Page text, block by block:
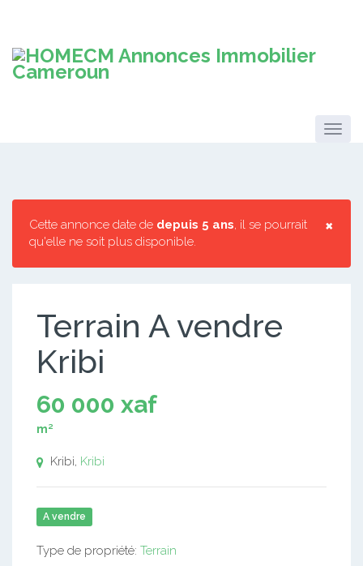
×
Cette annonce date de depuis 5 ans, il se pourrait
qu'elle ne soit plus disponible.
Terrain A vendre
Kribi
60 000 xaf
m²
Kribi, Kribi
A vendre
Type de propriété: Terrain